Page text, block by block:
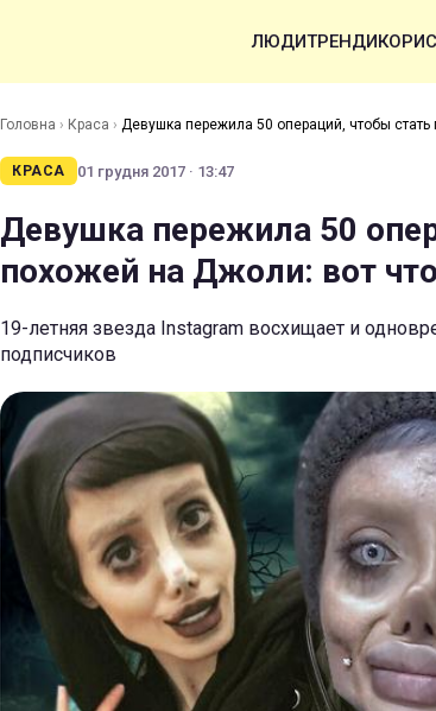
ЛЮДИТРЕНДИ
Головна › Краса › Девушка пережила 50 операций, чтобы
КРАСА 01 грудня 2017 · 13:47
Девушка пережила 50
похожей на Джоли: вот
19-летняя звезда Instagram восхищает и
подписчиков